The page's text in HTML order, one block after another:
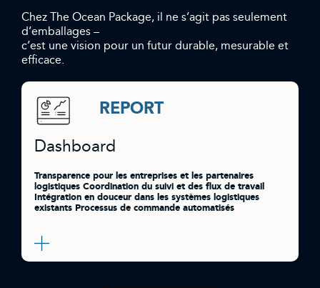
Chez The Ocean Package, il ne s’agit pas seulement
d’emballages –
c’est une vision pour un futur durable, mesurable et
efficace.
REPORT
Dashboard
Transparence pour les entreprises et les partenaires
logistiques Coordination du suivi et des flux de travail
Intégration en douceur dans les systèmes logistiques
existants Processus de commande automatisés